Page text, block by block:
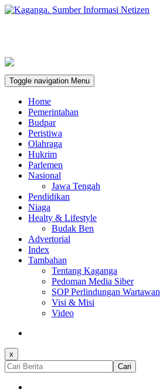
Toggle navigation Menu
Home
Pemerintahan
Budpar
Peristiwa
Olahraga
Hukrim
Parlemen
Nasional
Jawa Tengah
Pendidikan
Niaga
Healty & Lifestyle
Budak Ben
Advertorial
Index
Tambahan
Tentang Kaganga
Pedoman Media Siber
SOP Perlindungan Wartawan
Visi & Misi
Video
x
Cari